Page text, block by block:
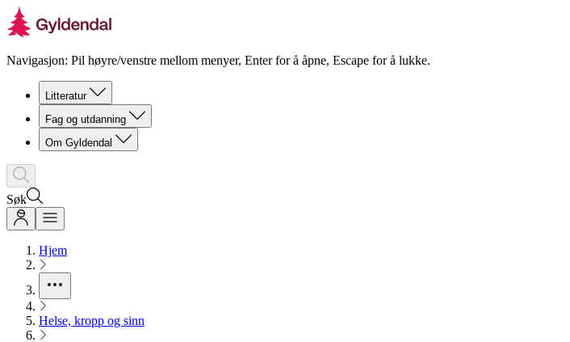
Navigasjon: Pil høyre/venstre mellom menyer, Enter for å åpne, Escape for å lukke.
Litteratur
Fag og utdanning
Om Gyldendal
Søk
Hjem
Helse, kropp og sinn